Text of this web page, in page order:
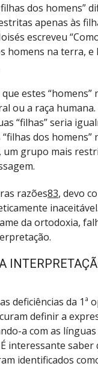
dos homens”
apenas às
escreveu
homens na terra, e
estes “homens”
ou a raça humana.
“filhas” seria
dos homens”
um grupo mais
razões83, devo
da ortodoxia,
deficiências da 1ª
definir a
a com as
interessante saber
identificados